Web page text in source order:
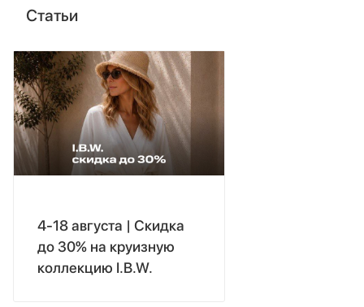
Статьи
4-18 августа | Скидка
до 30% на круизную
коллекцию I.B.W.